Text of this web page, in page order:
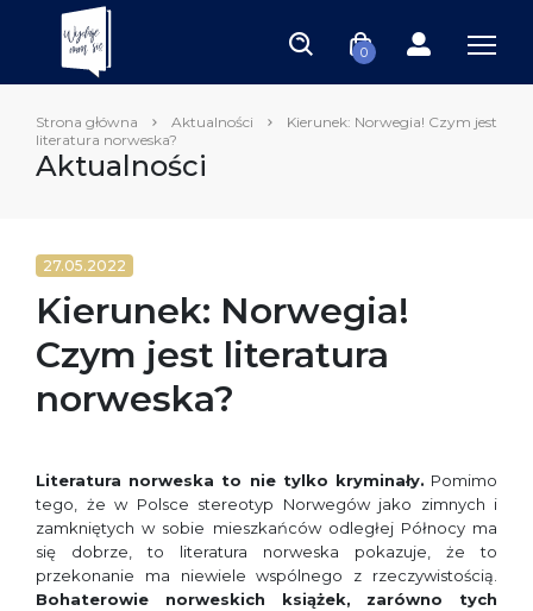
0
Strona główna Aktualności
Kierunek: Norwegia! Czym jest
literatura norweska?
Aktualności
27.05.2022
Kierunek: Norwegia!
Czym jest literatura
norweska?
Literatura norweska to nie tylko kryminały. Pomimo
tego, że w Polsce stereotyp Norwegów jako zimnych i
zamkniętych w sobie mieszkańców odległej Północy ma
się dobrze, to literatura norweska pokazuje, że to
przekonanie ma niewiele wspólnego z rzeczywistością.
Bohaterowie norweskich książek, zarówno tych